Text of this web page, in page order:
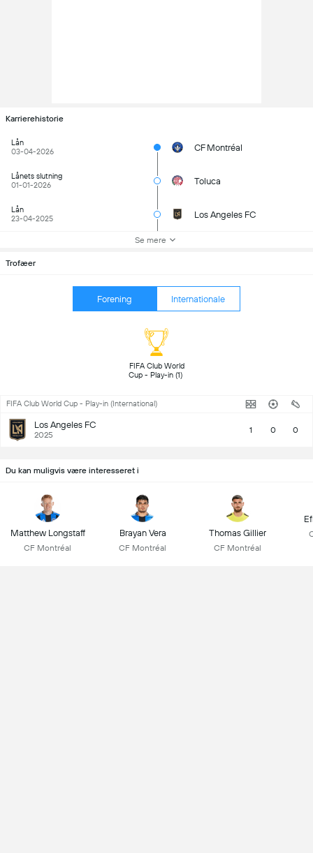
Karrierehistorie
Lån
03-04-2026
CF Montréal
Lånets slutning
01-01-2026
Toluca
Lån
23-04-2025
Los Angeles FC
Se mere
Trofæer
Forening Internationale
FIFA Club World
FIFA Club World Cup - Play-in (International)
Los Angeles FC
2025 1 0 0
Du kan muligvis være interesseret i
Matthew Longstaff
CF Montréal
Brayan Vera
CF Montréal
Thomas Gillier
CF Montréal